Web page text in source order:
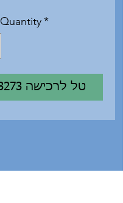
Quantity *
04-6373273 טל לרכישה